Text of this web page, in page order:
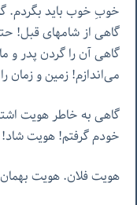
خوبِ خوب باید
گاهی از شامهای قبل!
گاهی آن را گردن پدر و
می‌اندازم! زمین و زمان
گاهی به خاطر هویت
خودم گرفتم! هویت
هویت فلان. هویت